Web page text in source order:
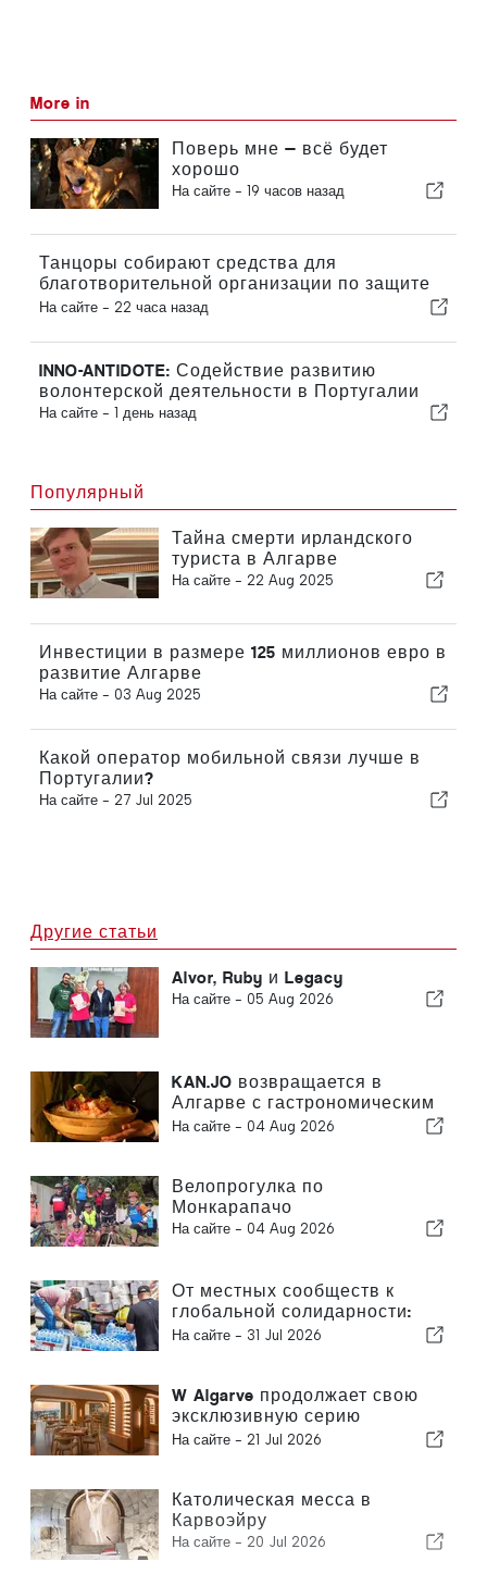
More in
Поверь мне — всё будет
хорошо
На сайте - 19 часов назад
Танцоры собирают средства для
благотворительной организации по защите
кошек
На сайте - 22 часа назад
INNO-ANTIDOTE: Содействие развитию
волонтерской деятельности в Португалии
На сайте - 1 день назад
Популярный
Тайна смерти ирландского
туриста в Алгарве
На сайте - 22 Aug 2025
Инвестиции в размере 125 миллионов евро в
развитие Алгарве
На сайте - 03 Aug 2025
Какой оператор мобильной связи лучше в
Португалии?
На сайте - 27 Jul 2025
Другие статьи
Alvor, Ruby и Legacy
На сайте - 05 Aug 2026
KAN.JO возвращается в
Алгарве с гастрономическим
опытом, вдохновленным
На сайте - 04 Aug 2026
Велопрогулка по
Монкарапачо
На сайте - 04 Aug 2026
От местных сообществ к
глобальной солидарности:
коллективные меры
На сайте - 31 Jul 2026
W Algarve продолжает свою
эксклюзивную серию
«Sommelier’s Table» с отелем
На сайте - 21 Jul 2026
Католическая месса в
Карвоэйру
На сайте - 20 Jul 2026